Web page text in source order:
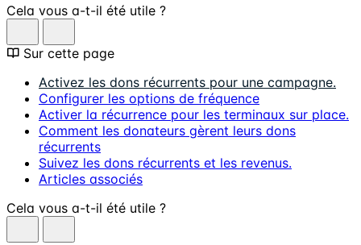
Cela vous a-t-il été utile ?
Sur cette page
Activez les dons récurrents pour une campagne.
Configurer les options de fréquence
Activer la récurrence pour les terminaux sur place.
Comment les donateurs gèrent leurs dons
récurrents
Suivez les dons récurrents et les revenus.
Articles associés
Cela vous a-t-il été utile ?